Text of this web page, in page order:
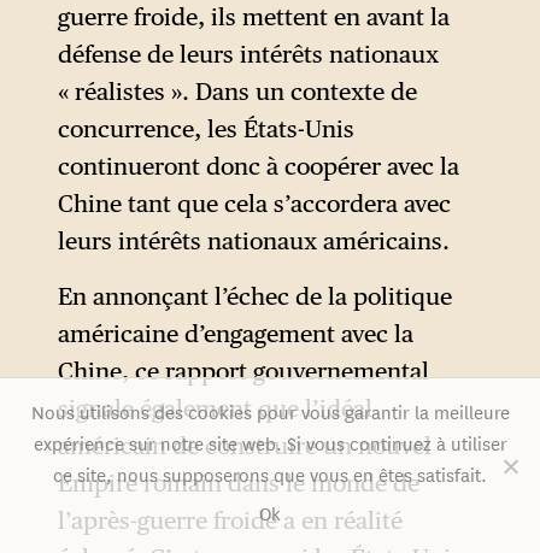
guerre froide, ils mettent en avant la
défense de leurs intérêts nationaux
« réalistes ». Dans un contexte de
concurrence, les États-Unis
continueront donc à coopérer avec la
Chine tant que cela s’accordera avec
leurs intérêts nationaux américains.
En annonçant l’échec de la politique
américaine d’engagement avec la
Chine, ce rapport gouvernemental
signale également que l’idéal
américain de construire un nouvel
Empire romain dans le monde de
l’après-guerre froide a en réalité
Nous utilisons des cookies pour vous garantir la meilleure
expérience sur notre site web. Si vous continuez à utiliser
ce site, nous supposerons que vous en êtes satisfait.
Ok